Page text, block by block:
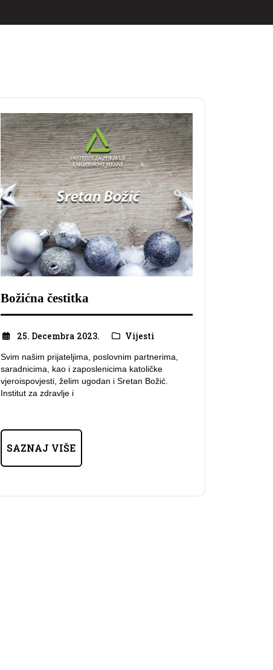
Božićna čestitka
25. Decembra 2023. Vijesti
Svim našim prijateljima, poslovnim partnerima,
saradnicima, kao i zaposlenicima katoličke
vjeroispovjesti, želim ugodan i Sretan Božić.
Institut za zdravlje i
SAZNAJ VIŠE